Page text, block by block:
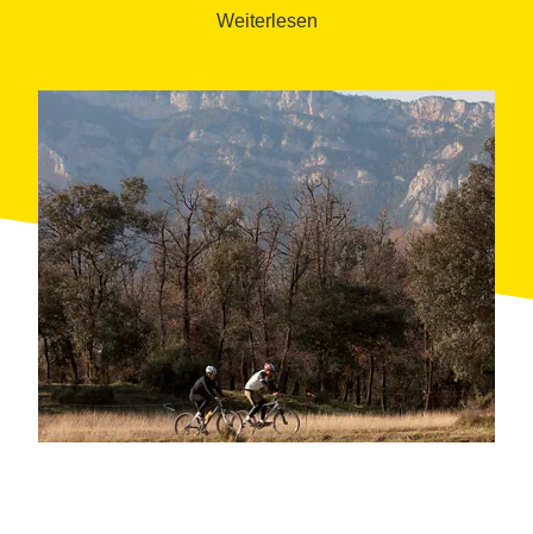
zu genießen und dem
Besichtigungen sind weitere Optionen.
Weiterlesen